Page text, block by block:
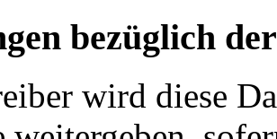
bezüglich
wird diese